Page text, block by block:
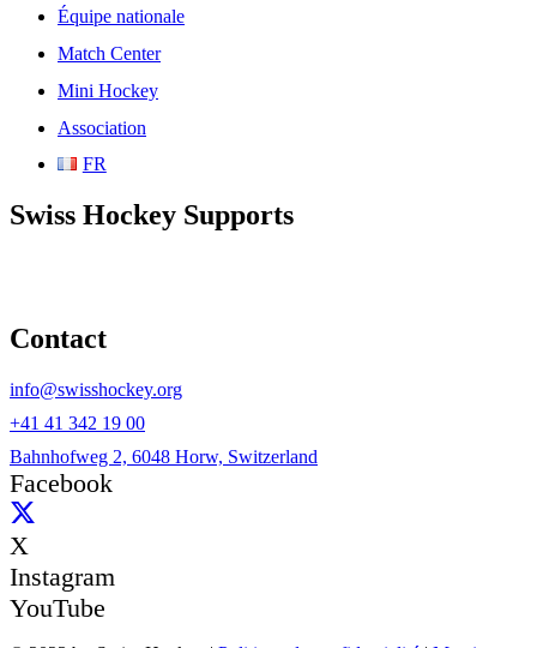
Équipe nationale
Match Center
Mini Hockey
Association
FR
Swiss Hockey Supports
Contact
info@swisshockey.org
+41 41 342 19 00
Bahnhofweg 2, 6048 Horw, Switzerland
Facebook
X
Instagram
YouTube